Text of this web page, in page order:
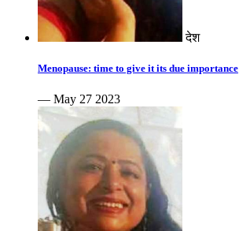
देश
Menopause: time to give it its due importance
— May 27 2023